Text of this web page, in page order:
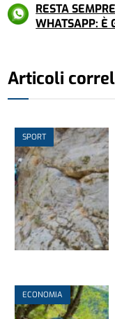
RESTA
WHATSAPP: È
Articoli
SPORT
ECONOMIA